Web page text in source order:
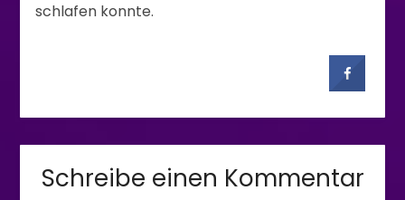
schlafen konnte.
Schreibe einen Kommentar